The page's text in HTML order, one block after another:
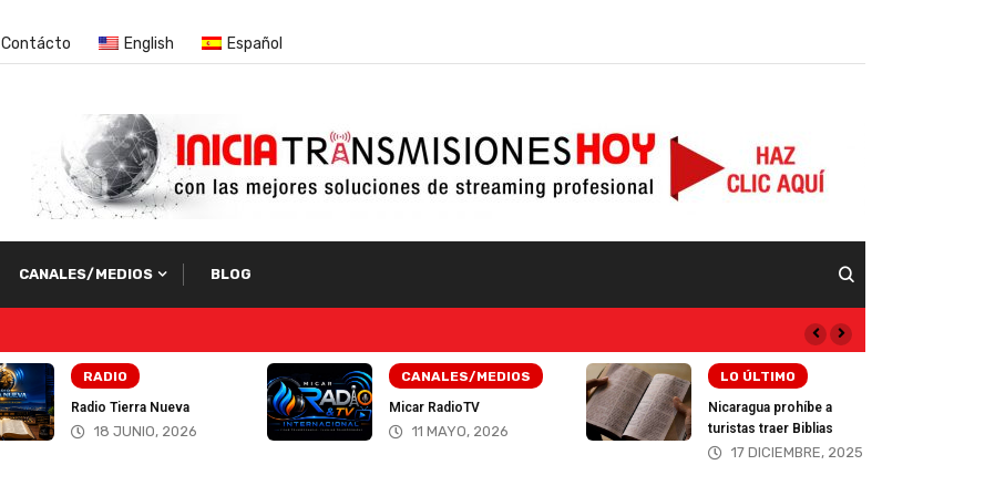
Contácto English Español
CANALES/MEDIOS BLOG
CANALES/MEDIOS
Micar RadioTV
11 MAYO, 2026
LO ÚLTIMO
Nicaragua prohíbe a
turistas traer Biblias
CANALES/MEDIOS
Vida Visión Network
21 OCTUBRE, 2025